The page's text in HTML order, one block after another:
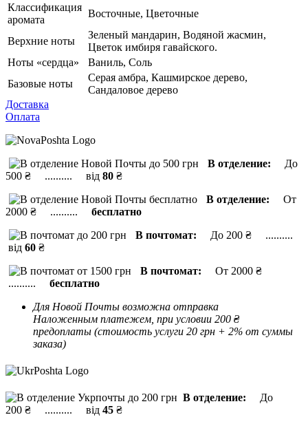
Классификация
аромата
Восточные, Цветочные
Верхние ноты
Зеленый мандарин, Водяной жасмин,
Цветок имбиря гавайского.
Ноты «сердца»
Ваниль, Соль
Базовые ноты
Серая амбра, Кашмирское дерево,
Сандаловое дерево
Доставка
Оплата
В отделение: До
500 ₴ .......... від 80 ₴
В отделение: От
2000 ₴ .......... бесплатно
В почтомат: До 200 ₴ ..........
від 60 ₴
В почтомат: От 2000 ₴
.......... бесплатно
Для Новой Почты возможна отправка
Наложенным платежем, при условии 200 ₴
предоплаты (стоимость услуги 20 грн + 2% от суммы
заказа)
В отделение: До
200 ₴ .......... від 45 ₴